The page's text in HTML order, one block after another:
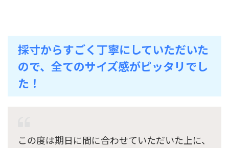
採寸からすごく丁寧にしていただいた
ので、全てのサイズ感がピッタリでし
た！
この度は期日に間に合わせていただいた上に、